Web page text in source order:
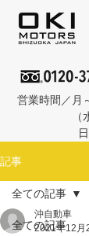
営業時間／月
（水は
日祝
記事
全ての記事
全ての記事
沖自動車
2021年12月